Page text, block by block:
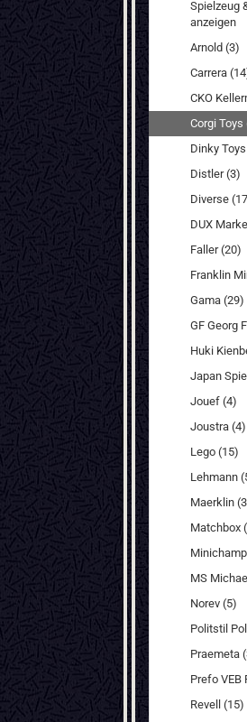
Spielzeug
anzeigen
Arnold (3)
Carrera
CKO
Corgi Toys
Dinky
Distler (3)
Diverse
DUX
Faller (20)
Franklin
Gama (29)
GF Georg
Huki
Japan
Jouef (4)
Joustra (4)
Lego (15)
Lehmann
Maerklin
Matchbox
MS
Norev (5)
Politstil
Praemeta
Prefo
Revell (15)